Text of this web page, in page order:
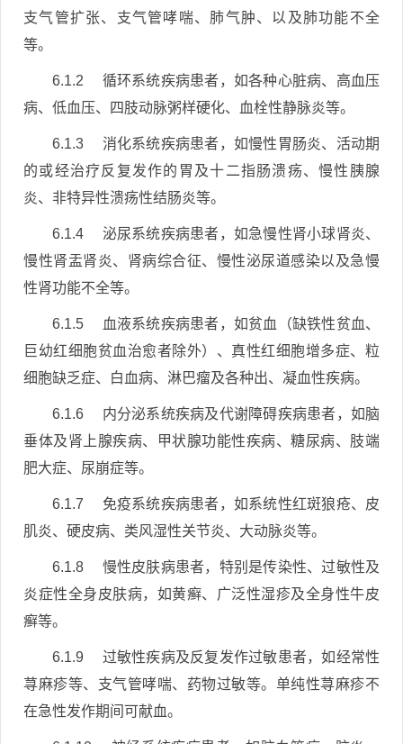
支气管扩张、支气管哮喘、肺气肿、以及肺功能不全
等。
6.1.2 循环系统疾病患者，如各种心脏病、高血压
病、低血压、四肢动脉粥样硬化、血栓性静脉炎等。
6.1.3 消化系统疾病患者，如慢性胃肠炎、活动期
的或经治疗反复发作的胃及十二指肠溃疡、慢性胰腺
炎、非特异性溃疡性结肠炎等。
6.1.4 泌尿系统疾病患者，如急慢性肾小球肾炎、
慢性肾盂肾炎、肾病综合征、慢性泌尿道感染以及急慢
性肾功能不全等。
6.1.5 血液系统疾病患者，如贫血（缺铁性贫血、
巨幼红细胞贫血治愈者除外）、真性红细胞增多症、粒
细胞缺乏症、白血病、淋巴瘤及各种出、凝血性疾病。
6.1.6 内分泌系统疾病及代谢障碍疾病患者，如脑
垂体及肾上腺疾病、甲状腺功能性疾病、糖尿病、肢端
肥大症、尿崩症等。
6.1.7 免疫系统疾病患者，如系统性红斑狼疮、皮
肌炎、硬皮病、类风湿性关节炎、大动脉炎等。
6.1.8 慢性皮肤病患者，特别是传染性、过敏性及
炎症性全身皮肤病，如黄癣、广泛性湿疹及全身性牛皮
癣等。
6.1.9 过敏性疾病及反复发作过敏患者，如经常性
荨麻疹等、支气管哮喘、药物过敏等。单纯性荨麻疹不
在急性发作期间可献血。